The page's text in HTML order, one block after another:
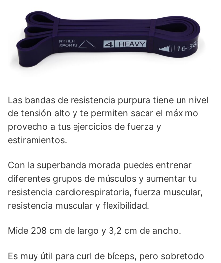
Las bandas de resistencia purpura tiene un nivel
de tensión alto y te permiten sacar el máximo
provecho a tus ejercicios de fuerza y
estiramientos.
Con la superbanda morada puedes entrenar
diferentes grupos de músculos y aumentar tu
resistencia cardiorespiratoria, fuerza muscular,
resistencia muscular y flexibilidad.
Mide 208 cm de largo y 3,2 cm de ancho.
Es muy útil para curl de bíceps, pero sobretodo